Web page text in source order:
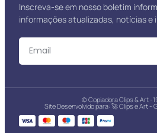
Inscreva-se em nosso boletim
informações atualizadas, notícias e
© Copiadora Clips & Art -
Site Desenvolvido para: 🚀Clips e Art -